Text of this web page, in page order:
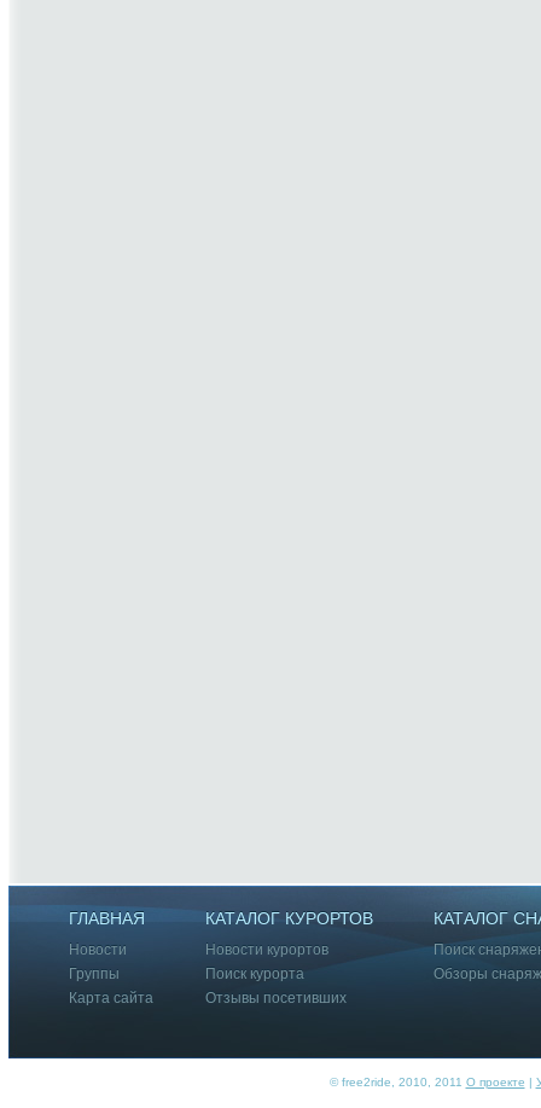
ГЛАВНАЯ
Новости
Группы
Карта сайта
КАТАЛОГ КУРОРТОВ
Новости курортов
Поиск курорта
Отзывы посетивших
КАТАЛОГ
Поиск
Обзоры
© free2ride, 2010, 2011 О проекте |